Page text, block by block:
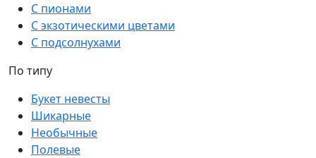
С пионами
С экзотическими цветами
С подсолнухами
По типу
Букет невесты
Шикарные
Необычные
Полевые